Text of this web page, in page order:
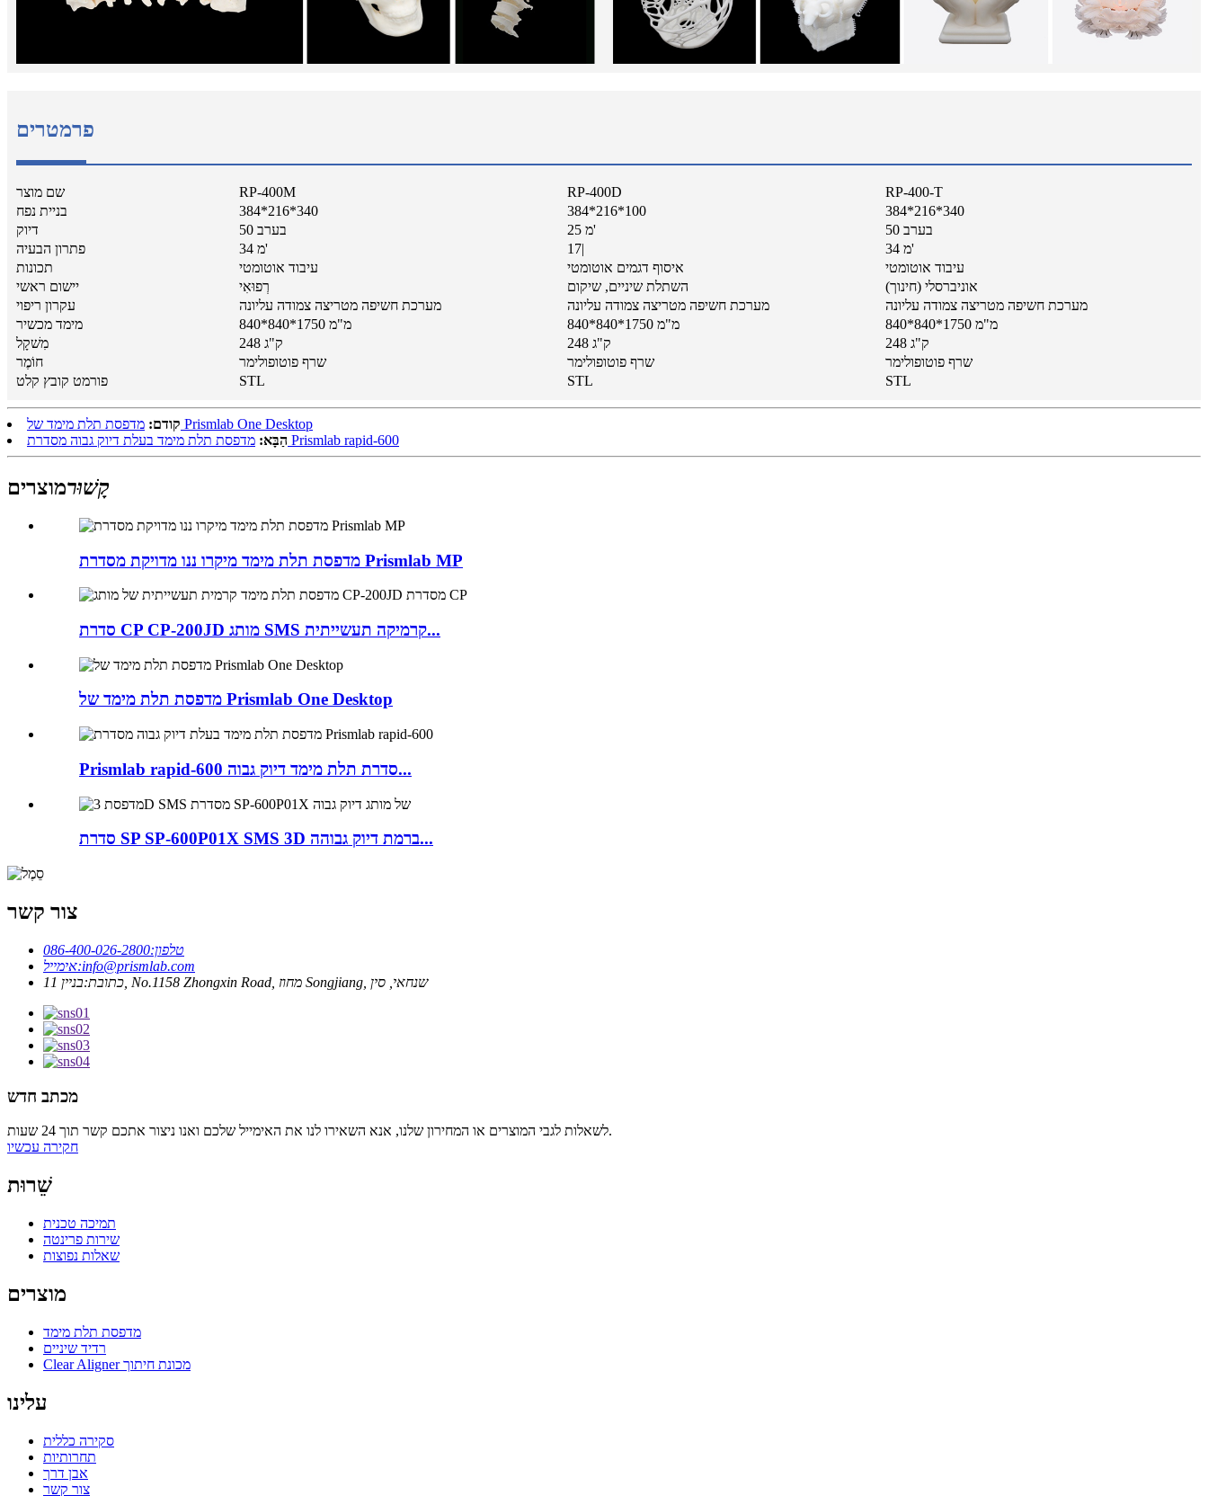
פרמטרים
שם מוצר RP-400M RP-400D
RP-400-T
בניית נפח
384*216*340 384*216*100
384*216*340
דיוק
50 בערב 25 מ'
50 בערב
פתרון הבעיה
34 מ' 17|
34 מ'
תכונות
עיבוד אוטומטי איסוף דגמים אוטומטי
עיבוד אוטומטי
יישום ראשי
רְפוּאִי השתלת שיניים, שיקום
אוניברסלי (חינוך)
עקרון ריפוי
מערכת חשיפה מטריצה ​​צמודה עליונה מערכת חשיפה מטריצה ​​צמודה עליונה
מערכת חשיפה מטריצה ​​צמודה עליונה
מימד מכשיר
840*840*1750 מ"מ 840*840*1750 מ"מ
840*840*1750 מ"מ
מִשׁקָל
248 ק"ג 248 ק"ג
248 ק"ג
חוֹמֶר
שרף פוטופולימר שרף פוטופולימר
שרף פוטופולימר
פורמט קובץ קלט
STL STL STL
קודם: מדפסת תלת מימד של Prismlab One Desktop
הַבָּא: מדפסת תלת מימד בעלת דיוק גבוה מסדרת Prismlab rapid-600
קָשׁוּרמוצרים
מדפסת תלת מימד מיקרו ננו מדויקת מסדרת Prismlab MP
סדרת CP CP-200JD מותג SMS קרמיקה תעשייתית...
מדפסת תלת מימד של Prismlab One Desktop
Prismlab rapid-600 סדרת תלת מימד דיוק גבוה...
סדרת SP SP-600P01X SMS 3D ברמת דיוק גבוהה...
צור קשר
טלפון:086-400-026-2800
אימייל:info@prismlab.com
כתובת:
בניין 11, No.1158 Zhongxin Road, מחוז Songjiang, שנחאי, סין
מכתב חדש
לשאלות לגבי המוצרים או המחירון שלנו, אנא השאירו לנו את האימייל שלכם ואנו ניצור אתכם קשר תוך 24 שעות.
חקירה עכשיו
שֵׁרוּת
תמיכה טכנית
שירות פרינטה
שאלות נפוצות
מוצרים
מדפסת תלת מימד
רדיד שיניים
Clear Aligner מכונת חיתוך
עלינו
סקירה כללית
תחרותיות
אבן דרך
צור קשר